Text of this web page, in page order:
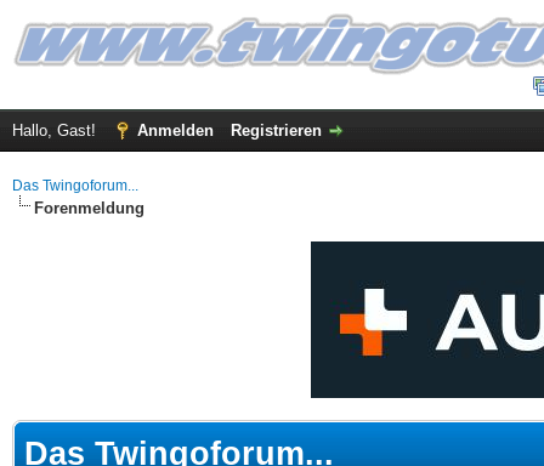
Hallo, Gast! Anmelden Registrieren
Das Twingoforum...
Forenmeldung
Das Twingoforum...